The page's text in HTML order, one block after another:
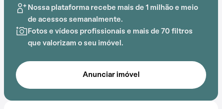
Nossa plataforma recebe mais de 1 milhão e meio
de acessos semanalmente.
Fotos e vídeos profissionais e mais de 70 filtros
que valorizam o seu imóvel.
Anunciar imóvel